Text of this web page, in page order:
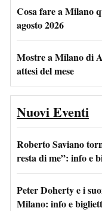
Cosa fare a Milano
agosto 2026
Mostre a Milano di
attesi del mese
Nuovi Eventi
Roberto Saviano
resta di me”: info e
Peter Doherty e i
Milano: info e